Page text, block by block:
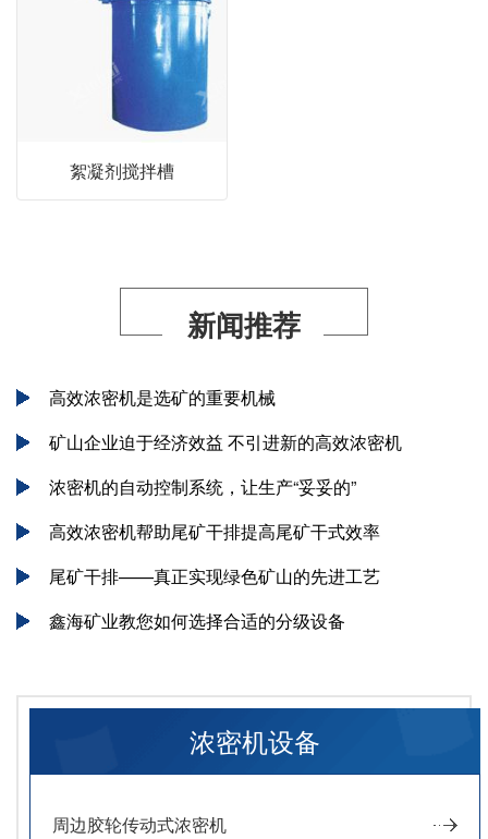
絮凝剂搅拌槽
新闻推荐
高效浓密机是选矿的重要机械
矿山企业迫于经济效益 不引进新的高效浓密机
浓密机的自动控制系统，让生产“妥妥的”
高效浓密机帮助尾矿干排提高尾矿干式效率
尾矿干排——真正实现绿色矿山的先进工艺
鑫海矿业教您如何选择合适的分级设备
浓密机设备
周边胶轮传动式浓密机